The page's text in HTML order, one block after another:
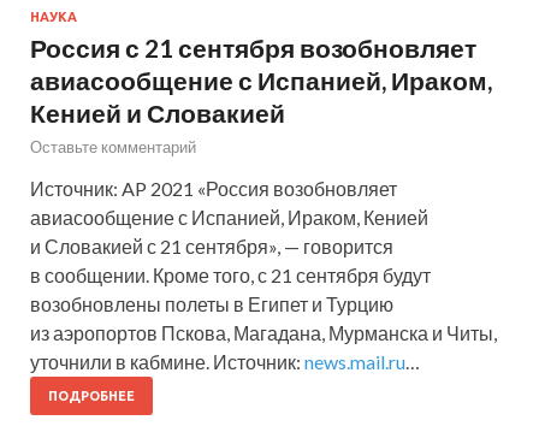
НАУКА
Россия с 21 сентября возобновляет
авиасообщение с Испанией, Ираком,
Кенией и Словакией
Оставьте комментарий
Источник: AP 2021 «Россия возобновляет
авиасообщение с Испанией, Ираком, Кенией
и Словакией с 21 сентября», — говорится
в сообщении. Кроме того, с 21 сентября будут
возобновлены полеты в Египет и Турцию
из аэропортов Пскова, Магадана, Мурманска и Читы,
уточнили в кабмине. Источник: news.mail.ru
ПОДРОБНЕЕ